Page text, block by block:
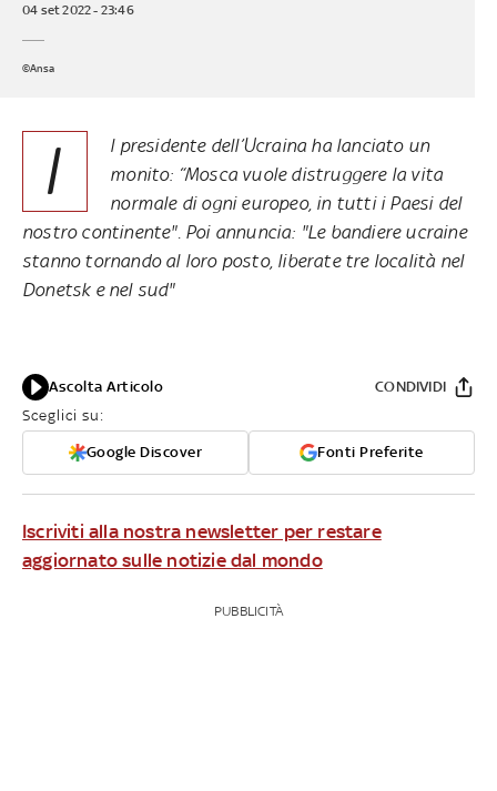
04 set 2022 - 23:46
©Ansa
I
l presidente dell’Ucraina ha lanciato un
monito: “Mosca vuole distruggere la vita
normale di ogni europeo, in tutti i Paesi del
nostro continente". Poi annuncia: "Le bandiere ucraine
stanno tornando al loro posto, liberate tre località nel
Donetsk e nel sud"
Ascolta Articolo
Sceglici su:
Google Discover Fonti Preferite
CONDIVIDI
Iscriviti alla nostra newsletter per restare
aggiornato sulle notizie dal mondo
PUBBLICITÀ